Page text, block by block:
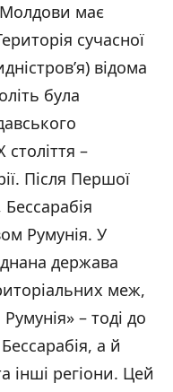
Молдови має
сучасної
відома
була
століття –
Після Першої
Бессарабія
Румунія. У
держава
меж,
– тоді до
а й
інші регіони. Цей